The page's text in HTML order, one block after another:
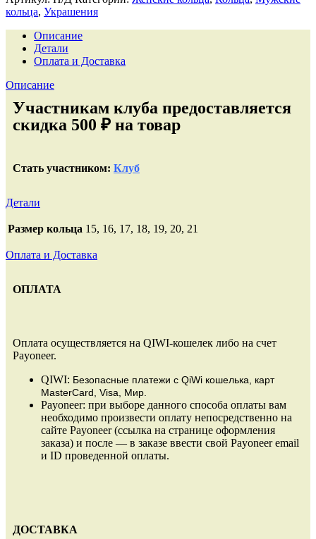
кольца, Украшения
Описание
Детали
Оплата и Доставка
Описание
Участникам клуба предоставляется
скидка 500 ₽ на товар
Стать участником: Клуб
Детали
Размер кольца 15, 16, 17, 18, 19, 20, 21
Оплата и Доставка
ОПЛАТА
Оплата осуществляется на QIWI-кошелек либо на счет
Payoneer.
QIWI: Безопасные платежи с QiWi кошелька, карт
MasterCard, Visa, Мир.
Payoneer: при выборе данного способа оплаты вам
необходимо произвести оплату непосредственно на
сайте Payoneer (ссылка на странице оформления
заказа) и после — в заказе ввести свой Payoneer email
и ID проведенной оплаты.
ДОСТАВКА